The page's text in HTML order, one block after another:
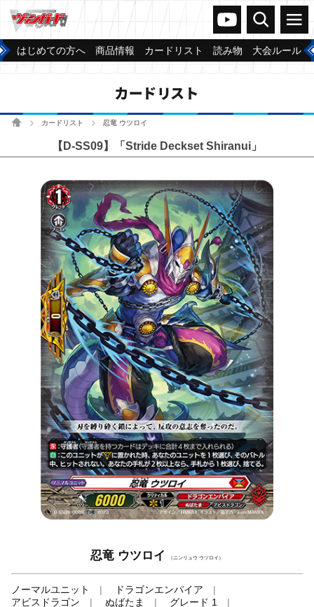
ヴァンガードch
検索 メニュー
はじめての方へ 商品情報 カードリスト 読み物 大会ルール
カードリスト
ホームカードリスト 忍竜 ウツロイ
【D-SS09】「Stride Deckset Shiranui」
忍竜 ウツロイ （ニンリュウ ウツロイ）
ノーマルユニット
ドラゴンエンパイア
アビスドラゴン
ぬばたま
グレード 1